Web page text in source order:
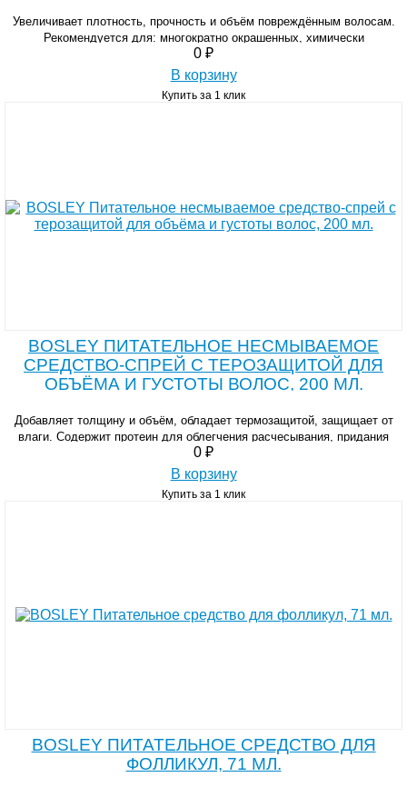
Увеличивает плотность, прочность и объём повреждённым волосам.
Рекомендуется для: многократно окрашенных, химически
обработанных, истонченных и тонких волос.
0 ₽
В корзину
Купить за 1 клик
BOSLEY ПИТАТЕЛЬНОЕ НЕСМЫВАЕМОЕ
СРЕДСТВО-СПРЕЙ С ТЕРОЗАЩИТОЙ ДЛЯ
ОБЪЁМА И ГУСТОТЫ ВОЛОС, 200 МЛ.
Добавляет толщину и объём, обладает термозащитой, защищает от
влаги. Содержит протеин для облегчения расчесывания, придания
гладкости и блеска.
0 ₽
В корзину
Купить за 1 клик
BOSLEY ПИТАТЕЛЬНОЕ СРЕДСТВО ДЛЯ
ФОЛЛИКУЛ, 71 МЛ.